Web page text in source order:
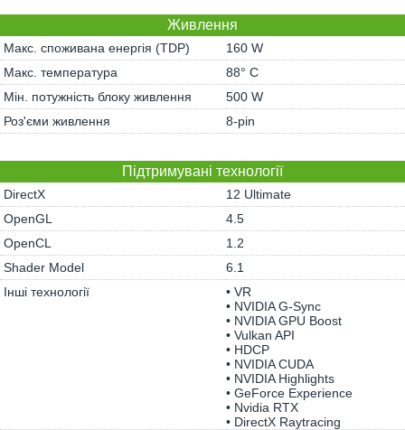
Живлення
Макс. споживана енергія (TDP)
160 W
Макс. температура
88° C
Мін. потужність блоку живлення
500 W
Роз'єми живлення
8-pin
Підтримувані технології
DirectX
12 Ultimate
OpenGL
4.5
OpenCL
1.2
Shader Model
6.1
Інші технології
• VR
• NVIDIA G-Sync
• NVIDIA GPU Boost
• Vulkan API
• HDCP
• NVIDIA CUDA
• NVIDIA Highlights
• GeForce Experience
• Nvidia RTX
• DirectX Raytracing